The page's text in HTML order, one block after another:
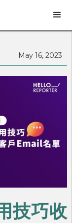
May 16, 2023
技巧收